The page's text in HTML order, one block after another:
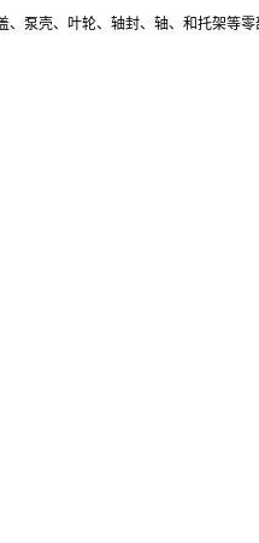
泵壳、叶轮、轴封、轴、和托架等